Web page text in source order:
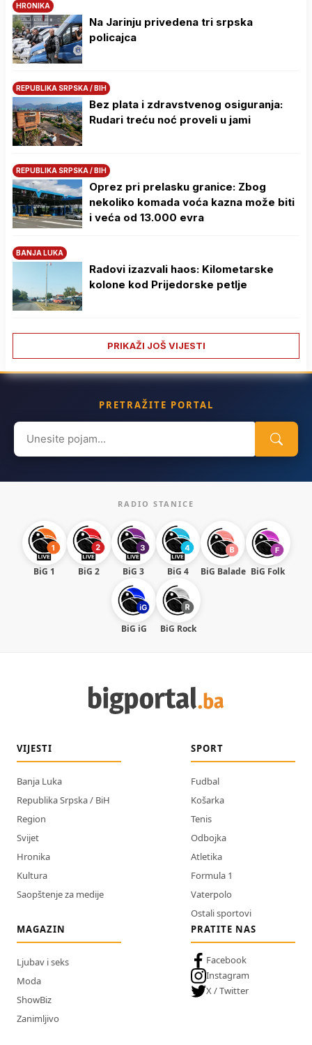
HRONIKA
Na Јarinju privedena tri srpska
policajca
REPUBLIKA SRPSKA / BIH
Bez plata i zdravstvenog osiguranja:
Rudari treću noć proveli u jami
REPUBLIKA SRPSKA / BIH
Oprez pri prelasku granice: Zbog
nekoliko komada voća kazna može biti
i veća od 13.000 evra
BANJA LUKA
Radovi izazvali haos: Kilometarske
kolone kod Prijedorske petlje
PRIKAŽI JOŠ VIJESTI
PRETRAŽITE PORTAL
Search
for:
RADIO STANICE
BiG 1 BiG 2 BiG 3 BiG 4 BiG Balade BiG Folk
BiG iG BiG Rock
VIJESTI
Banja Luka
Republika Srpska / BiH
Region
Svijet
Hronika
Kultura
Saopštenje za medije
SPORT
Fudbal
Košarka
Tenis
Odbojka
Atletika
Formula 1
Vaterpolo
Ostali sportovi
MAGAZIN
Ljubav i seks
Moda
ShowBiz
Zanimljivo
PRATITE NAS
Facebook
Instagram
X / Twitter